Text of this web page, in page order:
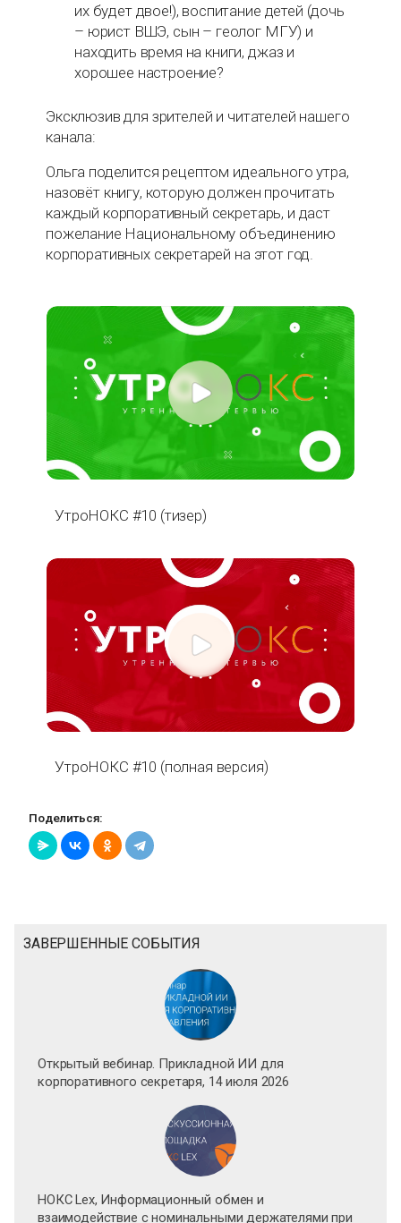
их будет двое!), воспитание детей (дочь
– юрист ВШЭ, сын – геолог МГУ) и
находить время на книги, джаз и
хорошее настроение?
Эксклюзив для зрителей и читателей нашего
канала:
Ольга поделится рецептом идеального утра,
назовёт книгу, которую должен прочитать
каждый корпоративный секретарь, и даст
пожелание Национальному объединению
корпоративных секретарей на этот год.
УтроНОКС #10 (тизер)
УтроНОКС #10 (полная версия)
Поделиться:
ЗАВЕРШЕННЫЕ СОБЫТИЯ
Открытый вебинар. Прикладной ИИ для
корпоративного секретаря, 14 июля 2026
НОКС Lex, Информационный обмен и
взаимодействие с номинальными держателями при